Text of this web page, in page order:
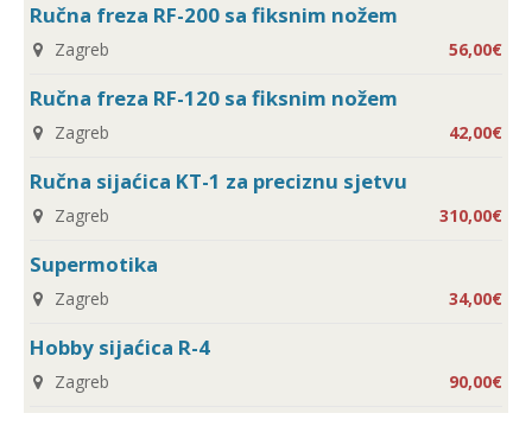
Ručna freza RF-200 sa fiksnim nožem
Zagreb 56,00€
Ručna freza RF-120 sa fiksnim nožem
Zagreb 42,00€
Ručna sijaćica KT-1 za preciznu sjetvu
Zagreb 310,00€
Supermotika
Zagreb 34,00€
Hobby sijaćica R-4
Zagreb 90,00€